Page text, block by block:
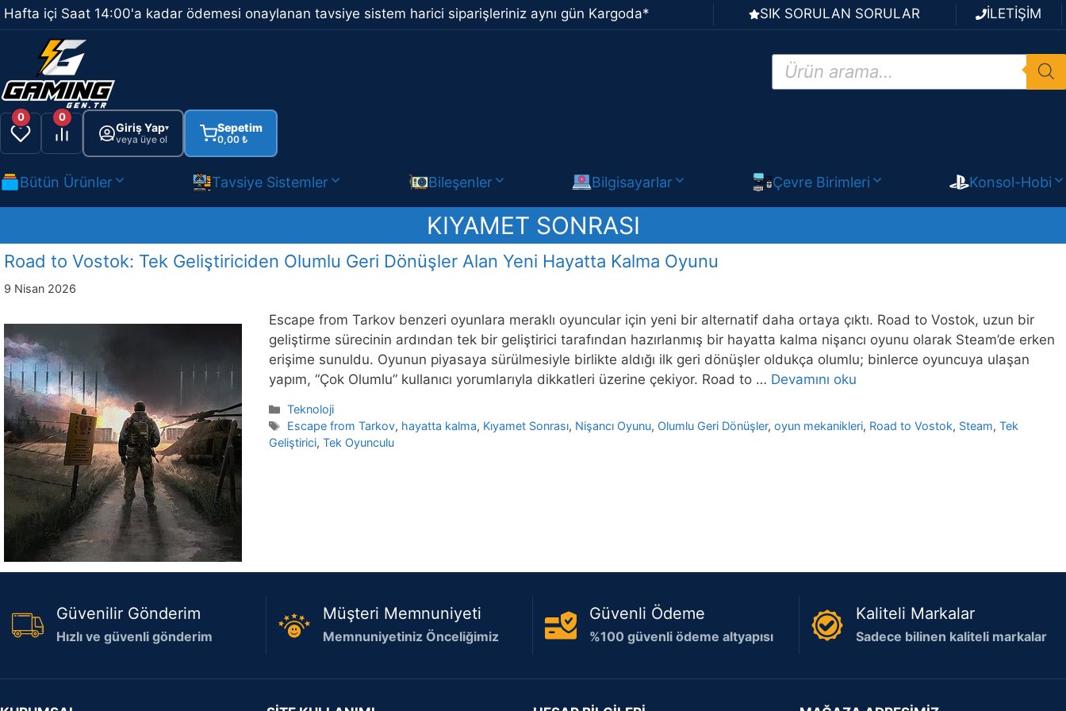
İçeriğe
atla
Hafta içi Saat 14:00'a kadar ödemesi onaylanan tavsiye sistem harici siparişleriniz aynı gün Kargoda* SIK SORULAN SORULAR İLETİŞİM
Products
search
0 0
Giriş Yap▾
veya üye ol
Sepetim
0,00 ₺
Bütün Ürünler Tavsiye Sistemler Bileşenler Bilgisayarlar Çevre Birimleri Konsol-Hobi
KIYAMET SONRASI
Road to Vostok: Tek Geliştiriciden Olumlu Geri Dönüşler Alan Yeni Hayatta Kalma Oyunu
9 Nisan 2026
Escape from Tarkov benzeri oyunlara meraklı oyuncular için yeni bir alternatif daha ortaya çıktı. Road to Vostok, uzun bir
geliştirme sürecinin ardından tek bir geliştirici tarafından hazırlanmış bir hayatta kalma nişancı oyunu olarak Steam’de erken
erişime sunuldu. Oyunun piyasaya sürülmesiyle birlikte aldığı ilk geri dönüşler oldukça olumlu; binlerce oyuncuya ulaşan
yapım, “Çok Olumlu” kullanıcı yorumlarıyla dikkatleri üzerine çekiyor. Road to … Devamını oku
Kategoriler
Teknoloji
Etiketler
Escape from Tarkov, hayatta kalma, Kıyamet Sonrası, Nişancı Oyunu, Olumlu Geri Dönüşler,oyun mekanikleri, Road to Vostok, Steam,Tek
Geliştirici, Tek Oyunculu
Güvenilir Gönderim
Hızlı ve güvenli gönderim
Müşteri Memnuniyeti
Memnuniyetiniz Önceliğimiz
Güvenli Ödeme
%100 güvenli ödeme altyapısı
Kaliteli Markalar
Sadece bilinen kaliteli markalar